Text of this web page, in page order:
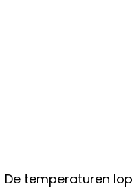
De temperaturen